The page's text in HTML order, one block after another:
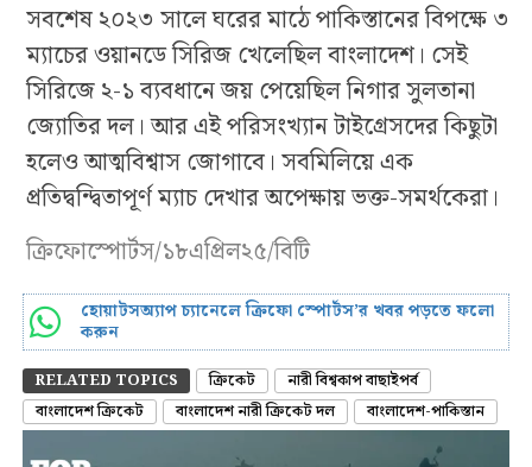
সবশেষ ২০২৩ সালে ঘরের মাঠে পাকিস্তানের বিপক্ষে ৩
ম্যাচের ওয়ানডে সিরিজ খেলেছিল বাংলাদেশ। সেই
সিরিজে ২-১ ব্যবধানে জয় পেয়েছিল নিগার সুলতানা
জ্যোতির দল। আর এই পরিসংখ্যান টাইগ্রেসদের কিছুটা
হলেও আত্মবিশ্বাস জোগাবে। সবমিলিয়ে এক
প্রতিদ্বন্দ্বিতাপূর্ণ ম্যাচ দেখার অপেক্ষায় ভক্ত-সমর্থকেরা।
ক্রিফোস্পোর্টস/১৮এপ্রিল২৫/বিটি
হোয়াটসঅ্যাপ চ্যানেলে ক্রিফো স্পোর্টস’র খবর পড়তে ফলো
করুন
RELATED TOPICS ক্রিকেট
নারী বিশ্বকাপ বাছাইপর্ব
বাংলাদেশ ক্রিকেট
বাংলাদেশ নারী ক্রিকেট দল বাংলাদেশ-পাকিস্তান